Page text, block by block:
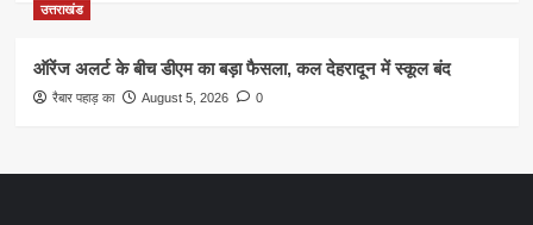
उत्तराखंड
ऑरेंज अलर्ट के बीच डीएम का बड़ा फैसला, कल देहरादून में स्कूल बंद
रैबार पहाड़ का August 5, 2026 0